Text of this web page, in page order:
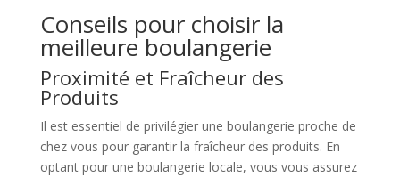
Conseils pour choisir la
meilleure boulangerie
Proximité et Fraîcheur des
Produits
Il est essentiel de privilégier une boulangerie proche de
chez vous pour garantir la fraîcheur des produits. En
optant pour une boulangerie locale, vous vous assurez